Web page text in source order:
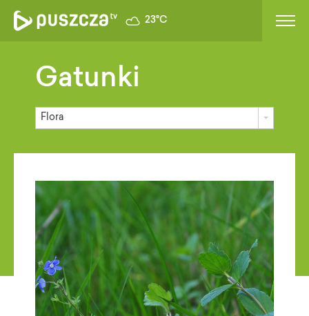
23°C
Gatunki
Flora